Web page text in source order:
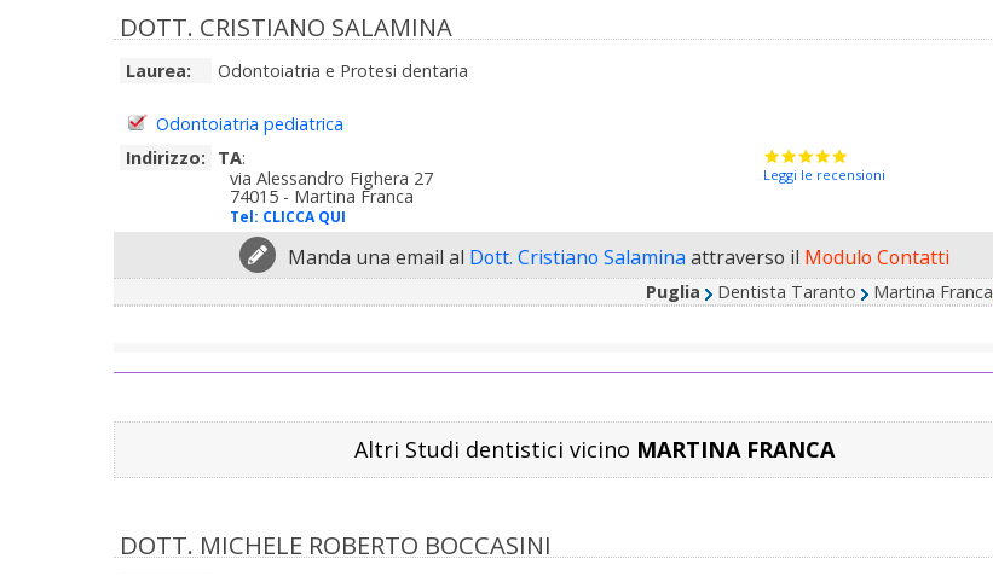
DOTT. CRISTIANO SALAMINA
Laurea: Odontoiatria e Protesi dentaria
Odontoiatria pediatrica
Indirizzo:
TA:
via Alessandro Fighera 27
74015 - Martina Franca
Tel: CLICCA QUI
Leggi le recensioni
Manda una email al Dott. Cristiano Salamina attraverso il Modulo Contatti
Puglia Dentista Taranto Martina Franca
Altri Studi dentistici vicino MARTINA FRANCA
DOTT. MICHELE ROBERTO BOCCASINI